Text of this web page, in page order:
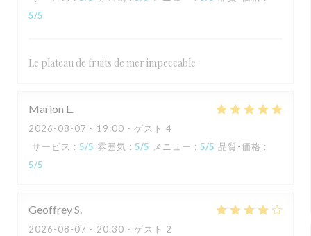
5/5
Le plateau de fruits de mer impeccable
Marion L
2026-08-07 - 19:00 - ゲスト 4
サービス : 5/5 雰囲気 : 5/5 メニュー : 5/5 品質-価格 :
5/5
GeoffreyS
2026-08-07 - 20:30 - ゲスト 2